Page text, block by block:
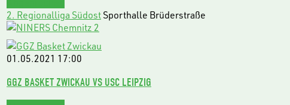
2. Regionalliga SüdostSporthalle Brüderstraße
01.05.2021 17:00
GGZ BASKET ZWICKAU VS USC LEIPZIG